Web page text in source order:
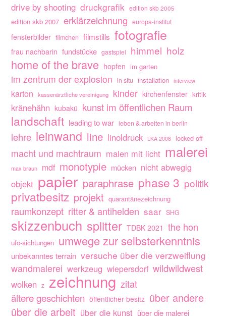
drive by shooting druckgrafik edition skb 2005
edition skb 2007 erklärzeichnung europa-institut
fensterbilder filmchen filmstills fotografie
frau nachbarin fundstücke gastspiel himmel holz
home of the brave hopfen im garten
im zentrum der explosion in situ installation interview
karton kassenärztliche vereinigung kinder kirchenfenster kritik
kränehähn kubakü kunst im öffentlichen Raum
landschaft leading to war leben & arbeiten in berlin
lehre leinwand line linoldruck LKA 2008 locked off
macht und machtraum malen mit licht malerei
max braun mdf monotypie mücken nicht abwegig
objekt papier paraphrase phase 3 politik
privatbesitz projekt quarantänezeichnung
raumkonzept ritter & antihelden saar SHG
skizzenbuch splitter TDBK 2021 the hon
ufo-sichtungen umwege zur selbsterkenntnis
unbekanntes terrain versuche über die verzweiflung
wandmalerei werkzeug wiepersdorf wildwildwest
wolken z zeichnung zitat
ältere geschichten öffentlicher besitz über andere
über die arbeit über die kunst über die malerei